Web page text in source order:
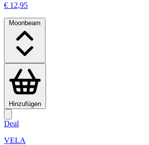
€ 12,95
Moonbeam
Hinzufügen
Deal
VELA